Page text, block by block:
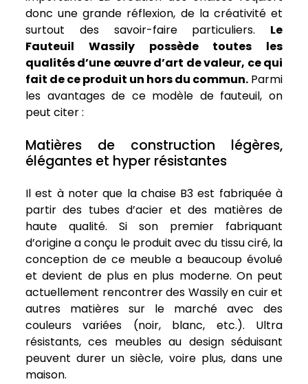
donc une grande réflexion, de la créativité et
surtout des savoir-faire particuliers. Le
Fauteuil Wassily possède toutes les
qualités d’une œuvre d’art de valeur, ce qui
fait de ce produit un hors du commun. Parmi
les avantages de ce modèle de fauteuil, on
peut citer :
Matières de construction légères,
élégantes et hyper résistantes
Il est à noter que la chaise B3 est fabriquée à
partir des tubes d’acier et des matières de
haute qualité. Si son premier fabriquant
d’origine a conçu le produit avec du tissu ciré, la
conception de ce meuble a beaucoup évolué
et devient de plus en plus moderne. On peut
actuellement rencontrer des Wassily en cuir et
autres matières sur le marché avec des
couleurs variées (noir, blanc, etc.). Ultra
résistants, ces meubles au design séduisant
peuvent durer un siècle, voire plus, dans une
maison.